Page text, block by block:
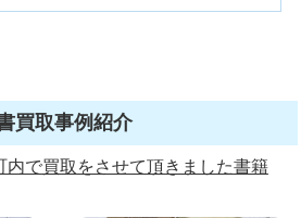
買取事例紹介
内で買取をさせて頂きました書籍